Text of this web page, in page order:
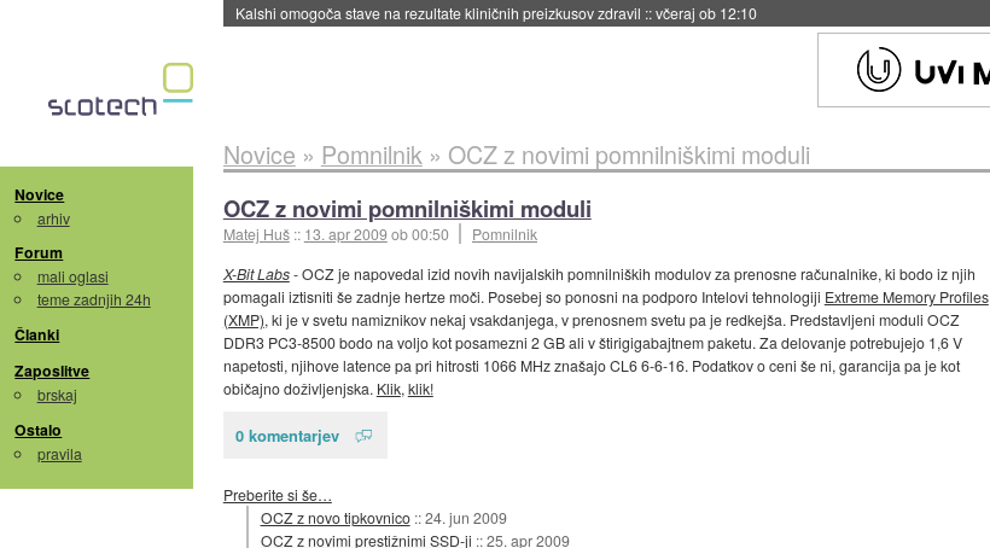
Kalshi omogoča stave na rezultate kliničnih preizkusov zdravil ::včeraj ob 12:10
Novice
arhiv
Forum
mali oglasi
teme zadnjih 24h
Članki
Zaposlitve
brskaj
Ostalo
pravila
Novice » Pomnilnik » OCZ z novimi pomnilniškimi moduli
OCZ z novimi pomnilniškimi moduli
Matej Huš :: 13. apr 2009ob 00:50 Pomnilnik
X-Bit Labs- OCZ je napovedal izid novih navijalskih pomnilniških modulov za prenosne računalnike, ki bodo iz njih
pomagali iztisniti še zadnje hertze moči. Posebej so ponosni na podporo Intelovi tehnologiji Extreme Memory Profiles
(XMP), ki je v svetu namiznikov nekaj vsakdanjega, v prenosnem svetu pa je redkejša. Predstavljeni moduli OCZ
DDR3 PC3-8500 bodo na voljo kot posamezni 2 GB ali v štirigigabajtnem paketu. Za delovanje potrebujejo 1,6 V
napetosti, njihove latence pa pri hitrosti 1066 MHz znašajo CL6 6-6-16. Podatkov o ceni še ni, garancija pa je kot
običajno doživljenjska. Klik, klik!
0 komentarjev
Preberite si še…
OCZ z novo tipkovnico ::24. jun 2009
OCZ z novimi prestižnimi SSD-ji ::25. apr 2009